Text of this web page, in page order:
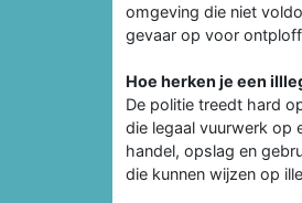
omgeving die niet
gevaar op voor
Hoe herken je een
De politie treedt hard
die legaal vuurwerk op
handel, opslag en
die kunnen wijzen op